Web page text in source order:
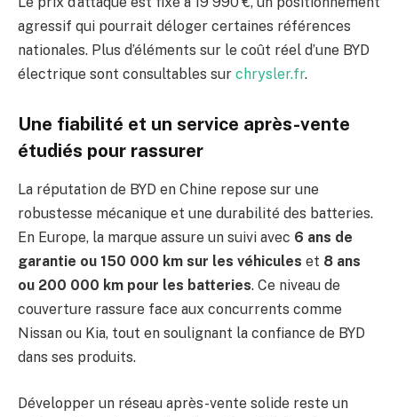
agressif qui pourrait déloger certaines références
nationales. Plus d’éléments sur le coût réel d’une BYD
électrique sont consultables sur chrysler.fr.
Une fiabilité et un service après-vente
étudiés pour rassurer
La réputation de BYD en Chine repose sur une
robustesse mécanique et une durabilité des batteries.
En Europe, la marque assure un suivi avec 6 ans de
garantie ou 150 000 km sur les véhicules et 8 ans
ou 200 000 km pour les batteries. Ce niveau de
couverture rassure face aux concurrents comme
Nissan ou Kia, tout en soulignant la confiance de BYD
dans ses produits.
Développer un réseau après-vente solide reste un